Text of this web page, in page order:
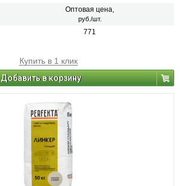
Оптовая цена,
руб./шт.
771
Купить в 1 клик
Добавить в корзину